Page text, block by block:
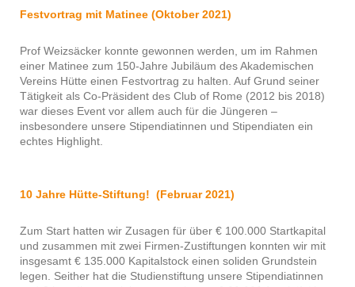
Festvortrag mit Matinee (Oktober 2021)
Prof Weizsäcker konnte gewonnen werden, um im Rahmen
einer Matinee zum 150-Jahre Jubiläum des Akademischen
Vereins Hütte einen Festvortrag zu halten. Auf Grund seiner
Tätigkeit als Co-Präsident des Club of Rome (2012 bis 2018)
war dieses Event vor allem auch für die Jüngeren –
insbesondere unsere Stipendiatinnen und Stipendiaten ein
echtes Highlight.
10 Jahre Hütte-Stiftung! (Februar 2021)
Zum Start hatten wir Zusagen für über € 100.000 Startkapital
und zusammen mit zwei Firmen-Zustiftungen konnten wir mit
insgesamt € 135.000 Kapitalstock einen soliden Grundstein
legen. Seither hat die Studienstiftung unsere Stipendiatinnen